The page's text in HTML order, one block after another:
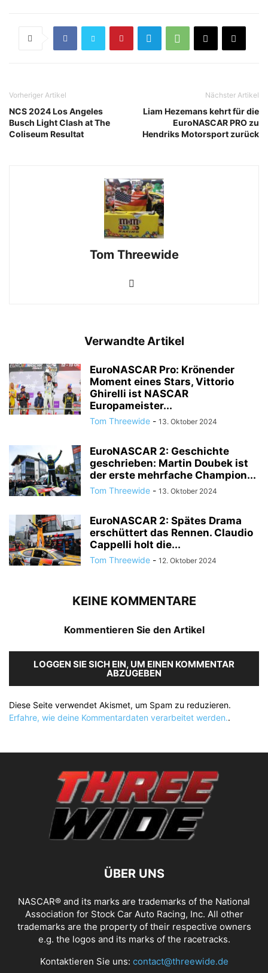
Vorheriger Artikel
NCS 2024 Los Angeles
Busch Light Clash at The
Coliseum Resultat
Nächster Artikel
Liam Hezemans kehrt für die
EuroNASCAR PRO zu
Hendriks Motorsport zurück
Tom Threewide
Verwandte Artikel
EuroNASCAR Pro: Krönender
Moment eines Stars, Vittorio
Ghirelli ist NASCAR
Europameister...
Tom Threewide - 13. Oktober 2024
EuroNASCAR 2: Geschichte
geschrieben: Martin Doubek ist
der erste mehrfache Champion...
Tom Threewide - 13. Oktober 2024
EuroNASCAR 2: Spätes Drama
erschüttert das Rennen. Claudio
Cappelli holt die...
Tom Threewide - 12. Oktober 2024
KEINE KOMMENTARE
Kommentieren Sie den Artikel
LOGGEN SIE SICH EIN, UM EINEN KOMMENTAR
ABZUGEBEN
Diese Seite verwendet Akismet, um Spam zu reduzieren.
Erfahre, wie deine Kommentardaten verarbeitet werden..
ÜBER UNS
NASCAR® and its marks are trademarks of the National
Association for Stock Car Auto Racing, Inc. All other
trademarks are the property of their respective owners
e.g. the logos and its marks of the racetracks.
Kontaktieren Sie uns: contact@threewide.de